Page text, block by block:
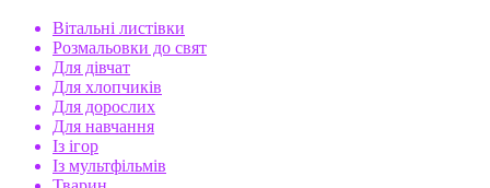
Вітальні листівки
Розмальовки до свят
Для дівчат
Для хлопчиків
Для дорослих
Для навчання
Із ігор
Із мультфільмів